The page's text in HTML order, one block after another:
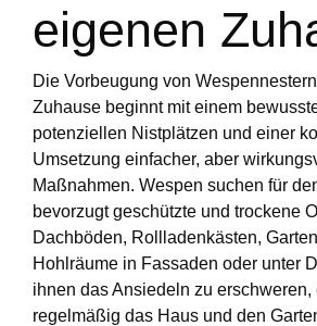
eigenen
Die Vorbeugung von
Zuhause beginnt mit einem
potenziellen Nistplätzen und einer
Umsetzung einfacher, aber
Maßnahmen. Wespen suchen für
bevorzugt geschützte und trockene
Dachböden, Rollladenkästen,
Hohlräume in Fassaden oder unter
ihnen das Ansiedeln zu erschweren,
regelmäßig das Haus und den